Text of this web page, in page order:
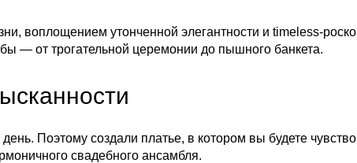
воплощением утонченной элегантности и timeless-
— от трогательной церемонии до пышного банкета.
Поэтому создали платье, в котором вы будете
свадебного ансамбля.